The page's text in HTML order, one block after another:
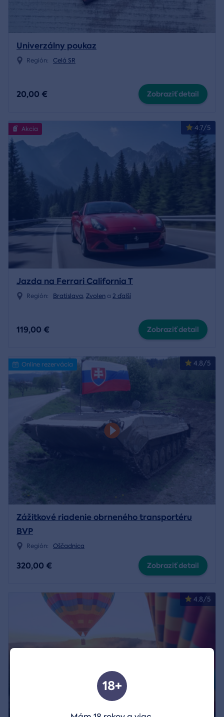
Univerzálny poukaz
Región: Celá SR
20,00 € Zobraziť detail
4.7/5
Akcia
Jazda na Ferrari California T
Región: Bratislava, Zvolen a 2 ďalší
119,00 € Zobraziť detail
4.8/5
Online rezervácia
Zážitkové riadenie obrneného transportéru
BVP
Región: Oščadnica
320,00 € Zobraziť detail
4.8/5
18+